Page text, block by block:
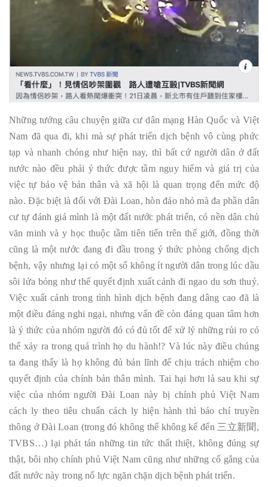
Những tưởng câu chuyện giữa cư dân mạng Hàn Quốc và Việt
Nam đã qua đi, khi mà sự phát triển dịch bệnh vô cùng phức
tạp và nhanh chóng như hiện nay, thì bất cứ người dân ở đất
nước nào đều phải ý thức được tầm nguy hiểm và giá trị của
việc tự bảo vệ bản thân và xã hội là quan trọng đến mức độ
nào. Đặc biệt là đối với Đài Loan, hòn đảo nhỏ mà đa phần dân
cư tự đánh giá mình là một đất nước phát triển, có nền dân chủ
văn minh và y học thuộc tầm tiên tiến trên thế giới, đồng thời
cũng là một nước đang đi đầu trong ý thức phòng chống dịch
bệnh, vậy nhưng lại có một số không ít người dân trong lúc dầu
sôi lửa bỏng như thế quyết định xuất cảnh đi ngao du sơn thuỷ.
Việc xuất cảnh trong tình hình dịch bệnh đang dâng cao đã là
một điều đáng nghi ngại, nhưng vấn đề còn đáng quan tâm hơn
là ý thức của nhóm người đó có đủ tốt để xử lý những rủi ro có
thể xảy ra trong quá trình họ du hành!? Và lúc này điều chúng
ta đang thấy là họ không đủ bản lĩnh để chịu trách nhiệm cho
quyết định của chính bản thân mình. Tai hại hơn là sau khi sự
việc của nhóm người Đài Loan này bị chính phủ Việt Nam
cách ly theo tiêu chuẩn cách ly hiện hành thì báo chí truyền
thông ở Đài Loan (trong đó không thể không kể đến 三立新聞,
TVBS…) lại phát tán những tin tức thất thiệt, không đúng sự
thật, bôi nhọ chính phủ Việt Nam cũng như những cố gắng của
đất nước này trong nổ lực ngăn chặn dịch bệnh phát triển.